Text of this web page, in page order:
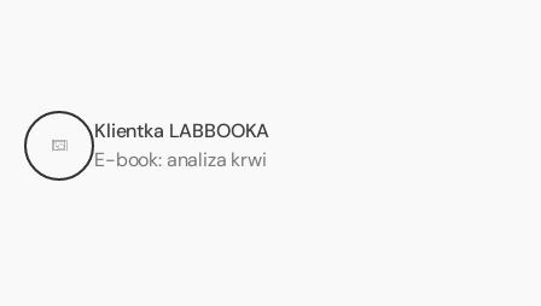
Klientka LABBOOKA
E-book: analiza krwi